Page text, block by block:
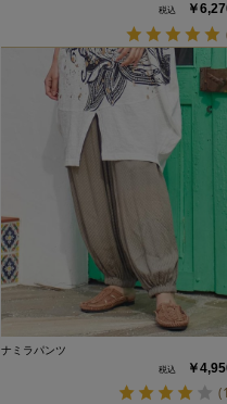
￥
ナミラパンツ
￥